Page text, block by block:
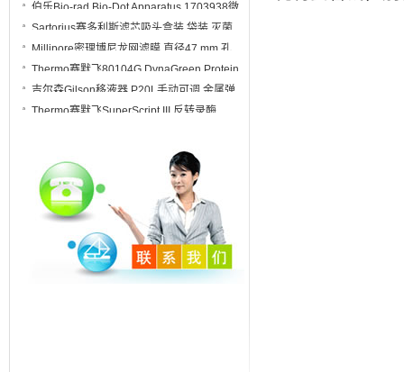
伯乐Bio-rad Bio-Dot Apparatus 1703938微
孔过滤仪1706546
Sartorius赛多利斯滤芯吸头盒装 袋装 灭菌
790301F
Millipore密理博尼龙网滤膜 直径47 mm 孔
径5um 100片/盒NY0504700
Thermo赛默飞80104G DynaGreen Protein
A/G 80105G磁珠80106G
吉尔森Gilson移液器 P20L手动可调 金属弹
射器FA10003M
Thermo赛默飞SuperScript III 反转录酶